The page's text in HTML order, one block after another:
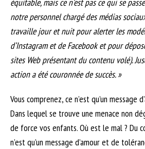
équitable, mais ce n’est pas ce qui se
notre personnel chargé des médias
travaille jour et nuit pour alerter les
d’Instagram et de Facebook et pour
sites Web présentant du contenu volé).
action a été couronnée de succès. »
Vous comprenez, ce n’est qu’un message
Dans lequel se trouve une menace non
de force vos enfants. Où est le mal ? Du
n’est qu’un message d’amour et de